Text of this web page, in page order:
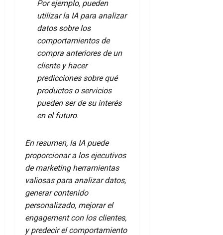
Por ejemplo, pueden
utilizar la IA para analizar
datos sobre los
comportamientos de
compra anteriores de un
cliente y hacer
predicciones sobre qué
productos o servicios
pueden ser de su interés
en el futuro.
En resumen, la IA puede
proporcionar a los ejecutivos
de marketing herramientas
valiosas para analizar datos,
generar contenido
personalizado, mejorar el
engagement con los clientes,
y predecir el comportamiento